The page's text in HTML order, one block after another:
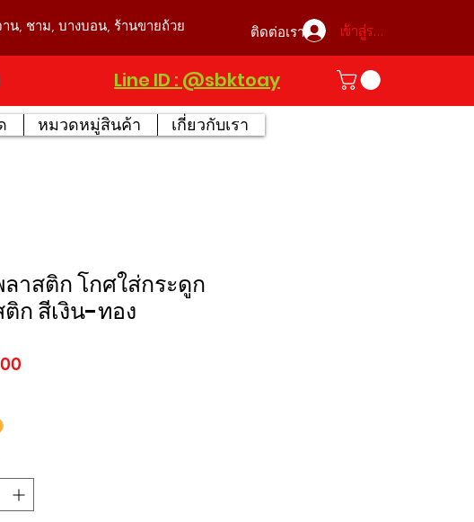
น, ชาม, บางบอน, ร้านขายถ้วย
เข้าสู่ระบบ
ติดต่อเรา
Line ID : @sbktoay
หมวดหมู่สินค้า เกี่ยวกับเรา
าสติก โกศใส่กระดูก
ก สีเงิน-ทอง